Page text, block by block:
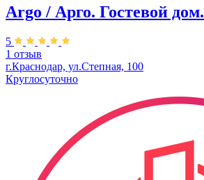
Argo / Арго. ​Гостевой дом.
5
1 отзыв
г.Краснодар, ул.​Степная, 100
Круглосуточно